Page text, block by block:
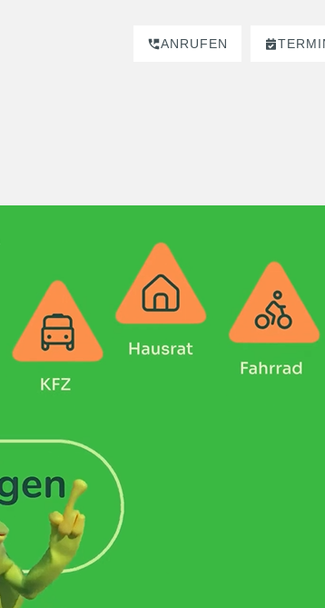
ANRUFEN